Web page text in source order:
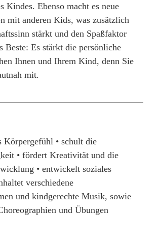
Kindes. Ebenso macht es neue
mit anderen Kids, was zusätzlich
stärkt und den Spaßfaktor
Beste: Es stärkt die persönliche
Ihnen und Ihrem Kind, denn Sie
mit.
Körpergefühl • schult die
• fördert Kreativität und die
• entwickelt soziales
verschiedene
und kindgerechte Musik, sowie
und Übungen